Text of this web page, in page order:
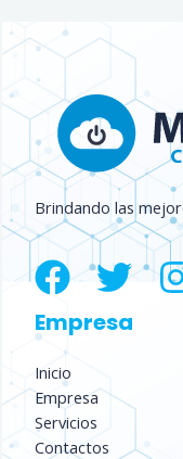
Brindando las
Empresa
Inicio
Empresa
Servicios
Contactos